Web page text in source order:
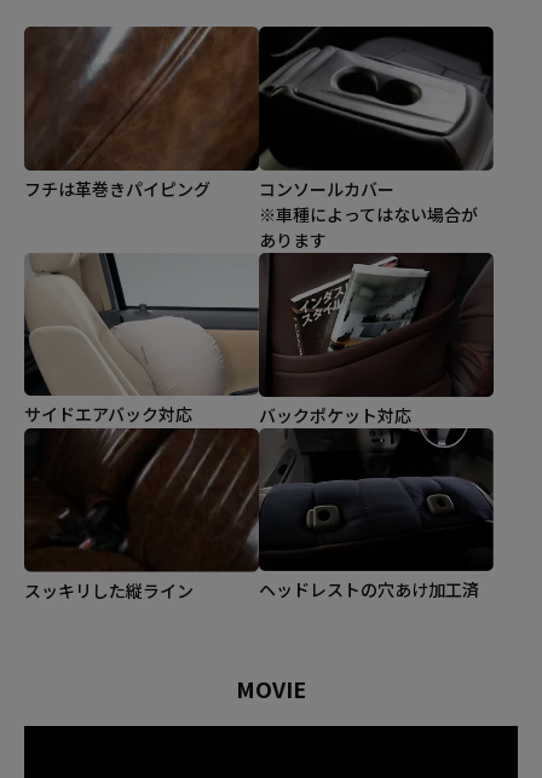
フチは革巻きパイピング
コンソールカバー
※車種によってはない場合が
あります
サイドエアバック対応 バックポケット対応
スッキリした縦ライン ヘッドレストの穴あけ加工済
MOVIE